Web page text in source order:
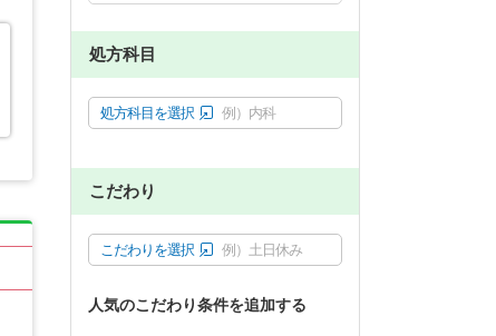
処方科目
処方科目を選択 例）内科
こだわり
こだわりを選択 例）土日休み
人気のこだわり条件を追加する